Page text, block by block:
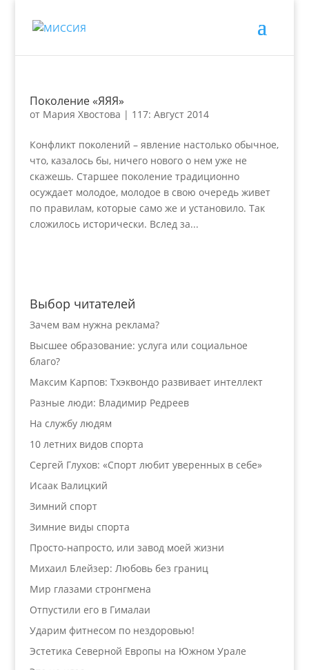
Поколение «ЯЯЯ»
от Мария Хвостова | 117: Август 2014
Конфликт поколений – явление настолько обычное,
что, казалось бы, ничего нового о нем уже не
скажешь. Старшее поколение традиционно
осуждает молодое, молодое в свою очередь живет
по правилам, которые само же и установило. Так
сложилось исторически. Вслед за...
Выбор читателей
Зачем вам нужна реклама?
Высшее образование: услуга или социальное
благо?
Максим Карпов: Тхэквондо развивает интеллект
Разные люди: Владимир Редреев
На службу людям
10 летних видов спорта
Сергей Глухов: «Спорт любит уверенных в себе»
Исаак Валицкий
Зимний спорт
Зимние виды спорта
Просто-напросто, или завод моей жизни
Михаил Блейзер: Любовь без границ
Мир глазами стронгмена
Отпустили его в Гималаи
Ударим фитнесом по нездоровью!
Эстетика Северной Европы на Южном Урале